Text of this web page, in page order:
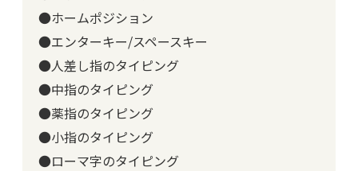
●ホームポジション
●エンターキー/スペースキー
●人差し指のタイピング
●中指のタイピング
●薬指のタイピング
●小指のタイピング
●ローマ字のタイピング